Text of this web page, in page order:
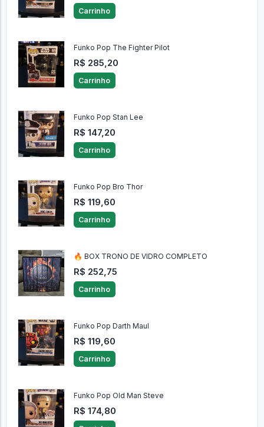
Carrinho
Funko Pop The Fighter Pilot
R$ 285,20
Carrinho
Funko Pop Stan Lee
R$ 147,20
Carrinho
Funko Pop Bro Thor
R$ 119,60
Carrinho
🔥 BOX TRONO DE VIDRO COMPLETO
R$ 252,75
Carrinho
Funko Pop Darth Maul
R$ 119,60
Carrinho
Funko Pop Old Man Steve
R$ 174,80